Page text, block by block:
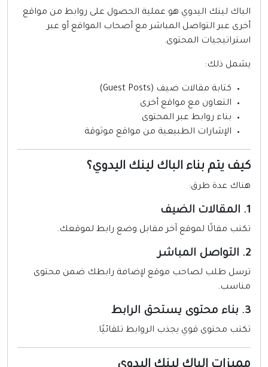
لينك اليدوي هو عملية الحصول على روابط من مواقع
عبر التواصل المباشر مع أصحاب المواقع أو عبر
المحتوى.
ذلك:
كتابة مقالات ضيف (Guest Posts)
التعاون مع مواقع أخرى
بناء روابط عبر المحتوى
الإشارات الطبيعية من مواقع موثوقة
يتم بناء الباك لينك اليدوي؟
عدة طرق:
مقالًا لموقع آخر مقابل وضع رابط لموقعك.
طلب لصاحب موقع لإضافة رابطك ضمن محتوى
محتوى قوي يجذب الروابط تلقائيًا.